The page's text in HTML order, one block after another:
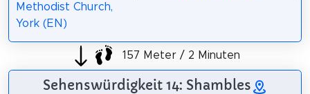
Methodist Church,
York (EN)
157 Meter / 2 Minuten
Sehenswürdigkeit 14: Shambles